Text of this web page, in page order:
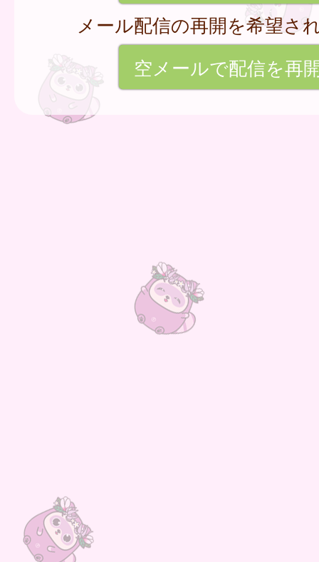
メール配信の再開を希望さ
空メールで配信を再